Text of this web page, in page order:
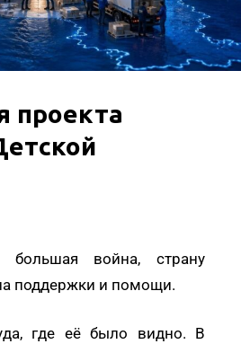
проекта
большая война, страну
поддержки и помощи.
где её было видно. В